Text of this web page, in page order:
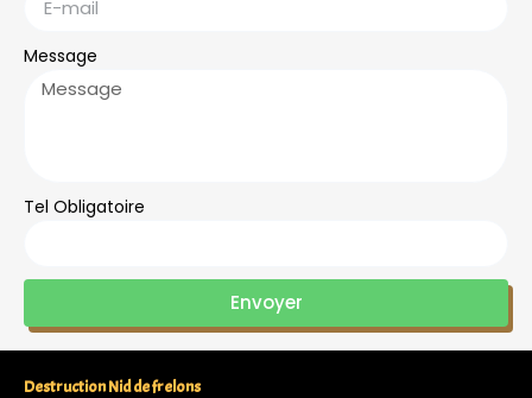
Message
Tel Obligatoire
Envoyer
Destruction Nid de frelons